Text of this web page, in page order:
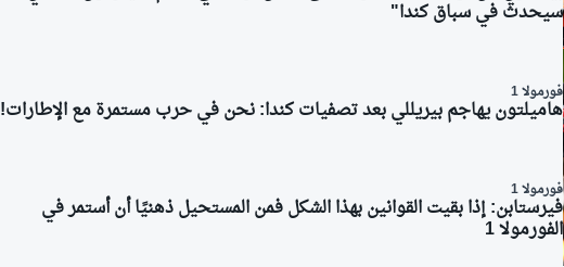
سيحدث في سباق كندا"
فورمولا 1
هاميلتون يهاجم بيريللي بعد تصفيات كندا: نحن في حرب مستمرة مع الإطارات!
فورمولا 1
فيرستابن: إذا بقيت القوانين بهذا الشكل فمن المستحيل ذهنيًا أن أستمر في
الفورمولا 1